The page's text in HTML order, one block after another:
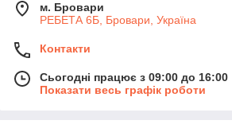
м. Бровари
РЕБЕТА 6Б, Бровари, Україна
Контакти
Сьогодні працює з 09:00 до 16:00
Показати весь графік роботи